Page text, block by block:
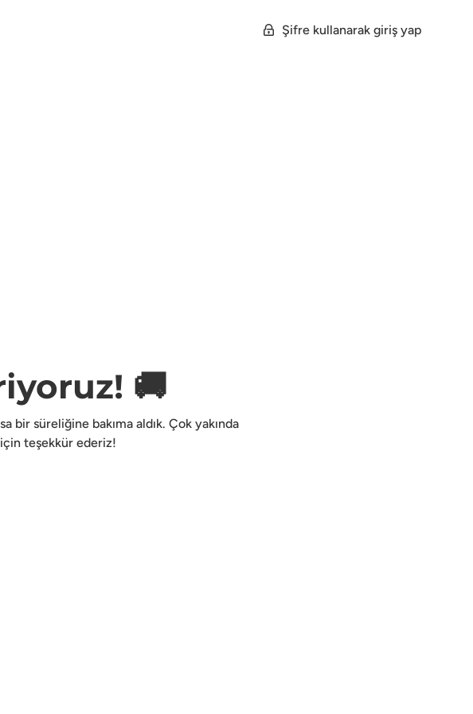
Şifre kullanarak giriş yap
🚚
bir süreliğine bakıma aldık. Çok yakında
için teşekkür ederiz!